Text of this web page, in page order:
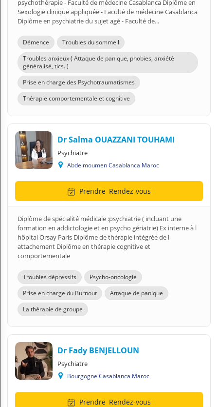
psychothérapie - Faculté de médecine Casablanca Diplôme en
Sexologie clinique appliquée - Faculté de médecine Casablanca
Diplôme en psychiatrie du sujet agé - Faculté de...
Démence
Troubles du sommeil
Troubles anxieux ( Attaque de panique, phobies, anxiété
généralisé, tics..)
Prise en charge des Psychotraumatismes
Thérapie comportementale et cognitive
Dr Salma OUAZZANI TOUHAMI
Psychiatre
Abdelmoumen Casablanca Maroc
Prendre Rendez-vous
Diplôme de spécialité médicale :psychiatrie ( incluant une
formation en addictologie et en psycho gériatrie) Ex interne à l
hôpital Orsay Paris Diplôme de thérapie intégrée de l
attachement Diplôme en thérapie cognitive et
comportementale
Troubles dépressifs
Psycho-oncologie
Prise en charge du Burnout
Attaque de panique
La thérapie de groupe
Dr Fady BENJELLOUN
Psychiatre
Bourgogne Casablanca Maroc
Prendre Rendez-vous